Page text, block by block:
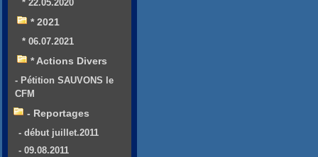
* 22.05.2020
* 2021
* 06.07.2021
* Actions Divers
- Pétition SAUVONS le
CFM
- Reportages
- début juillet.2011
- 09.08.2011